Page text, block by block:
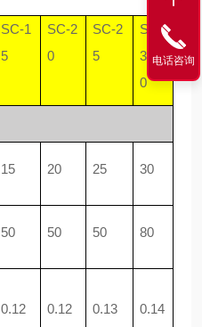
SC-1
5
SC-2
0
SC-2
5
SC-
30-8
0
15 20 25 30
50 50 50 80
0.12 0.12 0.13 0.14
电话咨询